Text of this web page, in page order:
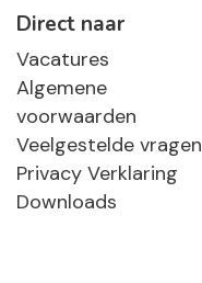
Direct naar
Vacatures
Algemene
voorwaarden
Veelgestelde vragen
Privacy Verklaring
Downloads